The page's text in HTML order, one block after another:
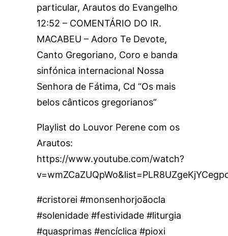
particular, Arautos do Evangelho
12:52 – COMENTÁRIO DO IR.
MACABEU – Adoro Te Devote,
Canto Gregoriano, Coro e banda
sinfónica internacional Nossa
Senhora de Fátima, Cd “Os mais
belos cânticos gregorianos”
Playlist do Louvor Perene com os
Arautos:
https://www.youtube.com/watch?
#cristorei #monsenhorjoãocla
#solenidade #festividade #liturgia
#quasprimas #encíclica #pioxi